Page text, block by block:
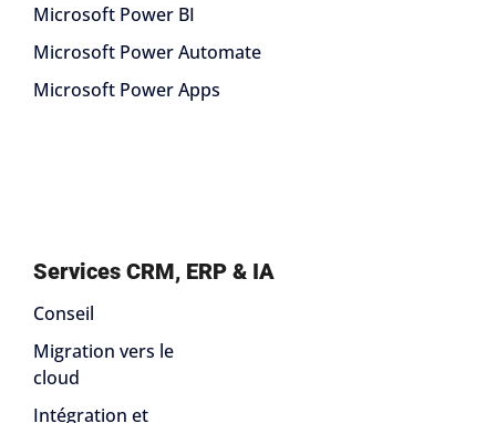
Microsoft Power BI
Microsoft Power Automate
Microsoft Power Apps
Services CRM, ERP & IA
Conseil
Migration vers le
cloud
Intégration et